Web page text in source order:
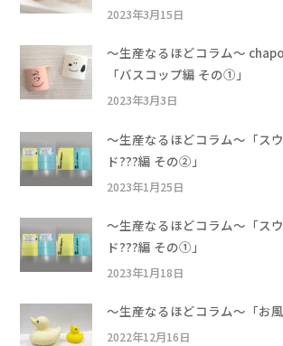
2023年3月15日
〜生産なるほどコラム〜
「バスコップ編 その①」
2023年3月3日
〜生産なるほどコラム〜「ス
ド???編 その②」
2023年1月25日
〜生産なるほどコラム〜「ス
ド???編 その①」
2023年1月18日
〜生産なるほどコラム〜「お
2022年12月16日